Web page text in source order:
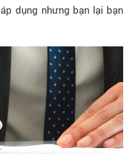
dụng nhưng bạn lại bạn